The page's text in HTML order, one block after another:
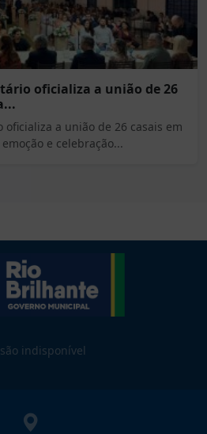
oficializa a união de 26
oficializa a união de 26 casais em
e celebração...
indisponível